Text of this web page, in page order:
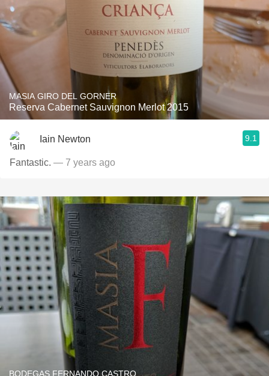
MASIA GIRO DEL GORNER
Reserva Cabernet Sauvignon Merlot 2015
Iain Newton 9.1
Fantastic. — 7 years ago
BODEGAS FERNANDO CASTRO